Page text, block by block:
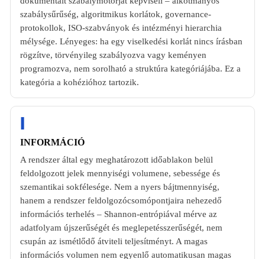
szabálysűrűség, algoritmikus korlátok, governance-
protokollok, ISO-szabványok és intézményi hierarchia
mélysége. Lényeges: ha egy viselkedési korlát nincs írásban
rögzítve, törvényileg szabályozva vagy keményen
programozva, nem sorolható a struktúra kategóriájába. Ez a
kategória a kohézióhoz tartozik.
I
INFORMÁCIÓ
A rendszer által egy meghatározott időablakon belül
feldolgozott jelek mennyiségi volumene, sebessége és
szemantikai sokfélesége. Nem a nyers bájtmennyiség,
hanem a rendszer feldolgozócsomópontjaira nehezedő
információs terhelés – Shannon-entrópiával mérve az
adatfolyam újszerűségét és meglepetésszerűségét, nem
csupán az ismétlődő átviteli teljesítményt. A magas
információs volumen nem egyenlő automatikusan magas